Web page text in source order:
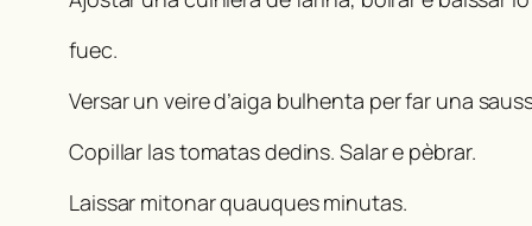
fuec.
Versar un veire d’aiga bulhenta per far una
Copillar las tomatas dedins. Salar e pèbrar.
Laissar mitonar quauques minutas.